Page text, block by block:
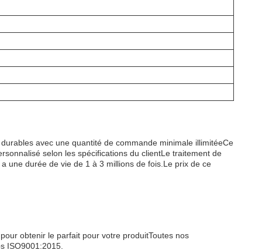
avec une quantité de commande minimale illimitéeCe
selon les spécifications du clientLe traitement de
une durée de vie de 1 à 3 millions de fois.Le prix de ce
obtenir le parfait pour votre produitToutes nos
ISO9001:2015.